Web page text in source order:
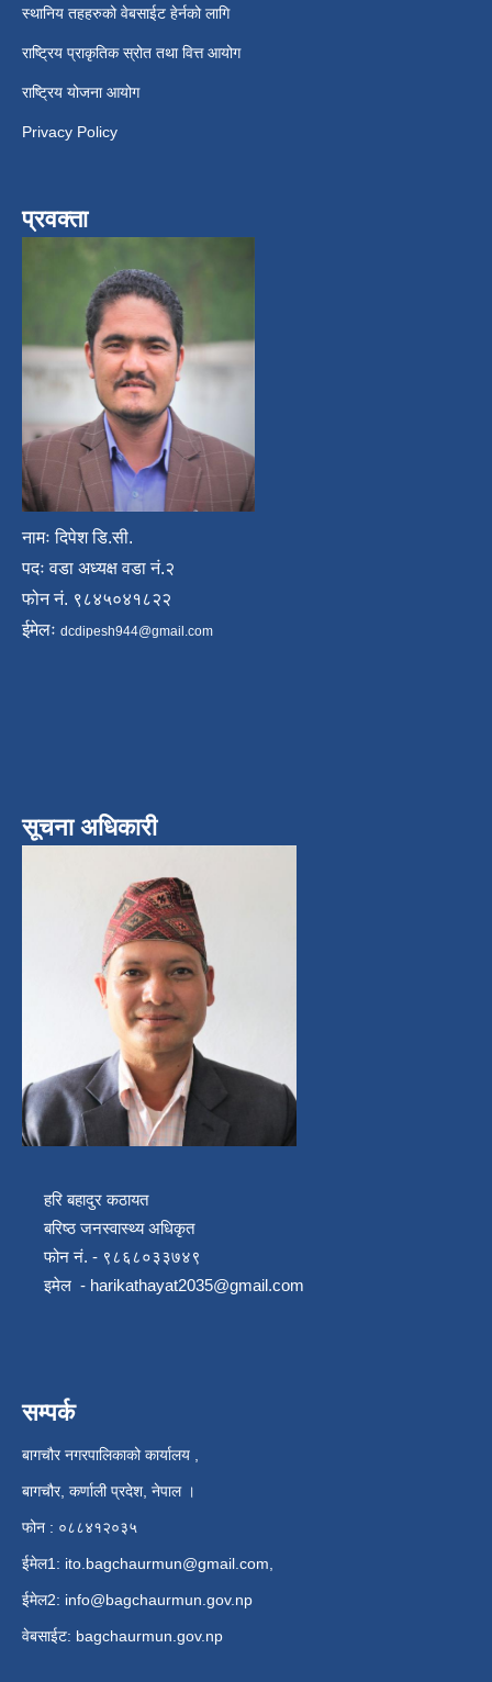
स्थानिय तहहरुको वेबसाईट हेर्नको लागि
राष्ट्रिय प्राकृतिक स्रोत तथा वित्त आयोग
राष्ट्रिय योजना आयोग
Privacy Policy
प्रवक्ता
नामः दिपेश डि.सी.
पदः वडा अध्यक्ष वडा नं.२
फोन नं. ९८४५०४१८२२
ईमेलः dcdipesh944@gmail.com
सूचना अधिकारी
हरि बहादुर कठायत
बरिष्ठ जनस्वास्थ्य अधिकृत
फोन नं. - ९८६८०३३७४९
इमेल - harikathayat2035@gmail.com
सम्पर्क
बागचौर नगरपालिकाको कार्यालय ,
बागचौर, कर्णाली प्रदेश, नेपाल ।
फोन : ०८८४१२०३५
ईमेल1: ito.bagchaurmun@gmail.com,
ईमेल2: info@bagchaurmun.gov.np
वे‍बसाईट: bagchaurmun.gov.np